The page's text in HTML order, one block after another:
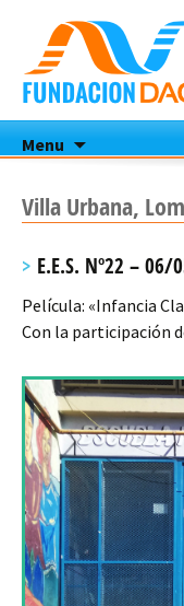
Menu
Skip
to
Villa Urbana,
E.E.S. Nº22 – 06/
Película: «Infancia
Con la participación